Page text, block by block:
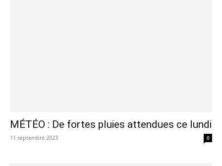
MÉTÉO : De fortes pluies attendues ce lundi
11 septembre 2023 0